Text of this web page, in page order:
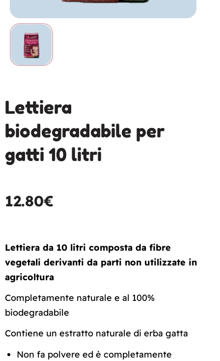
Lettiera
biodegradabile per
gatti 10 litri
12.80€
Lettiera da 10 litri composta da fibre
vegetali derivanti da parti non utilizzate in
agricoltura
Completamente naturale e al 100%
biodegradabile
Contiene un estratto naturale di erba gatta
Non fa polvere ed è completamente